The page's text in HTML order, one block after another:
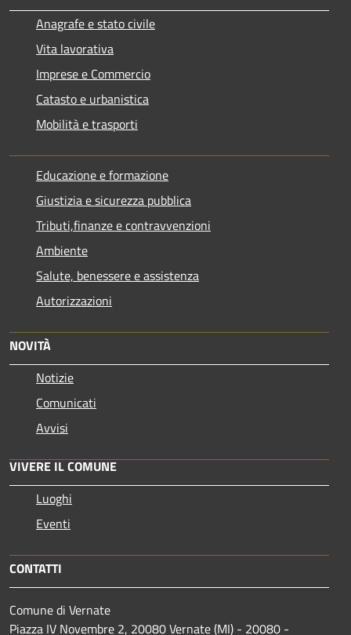
Anagrafe e stato civile
Vita lavorativa
Imprese e Commercio
Catasto e urbanistica
Mobilità e trasporti
Educazione e formazione
Giustizia e sicurezza pubblica
Tributi,finanze e contravvenzioni
Ambiente
Salute, benessere e assistenza
Autorizzazioni
NOVITÀ
Notizie
Comunicati
Avvisi
VIVERE IL COMUNE
Luoghi
Eventi
CONTATTI
Comune di Vernate
Piazza IV Novembre 2, 20080 Vernate (MI) - 20080 -